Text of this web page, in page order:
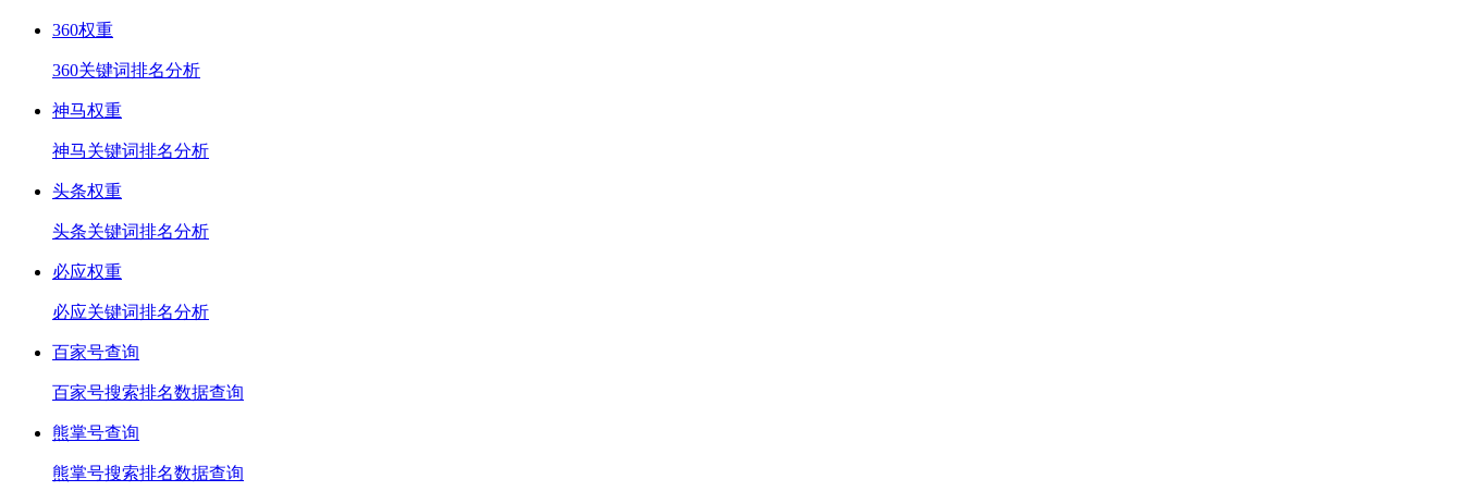
360权重
360关键词排名分析
神马权重
神马关键词排名分析
头条权重
头条关键词排名分析
必应权重
必应关键词排名分析
百家号查询
百家号搜索排名数据查询
熊掌号查询
熊掌号搜索排名数据查询